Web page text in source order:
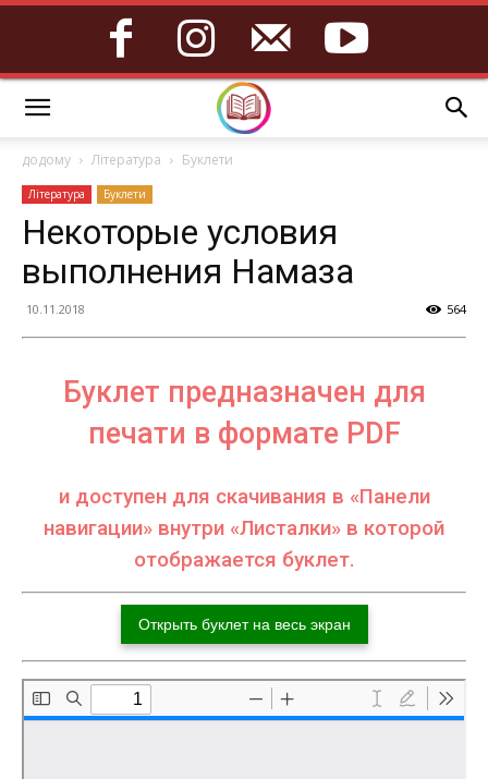
додому Література Буклети
Література Буклети
Некоторые условия
выполнения Намаза
10.11.2018 564
Буклет предназначен для
печати в формате PDF
и доступен для скачивания в «Панели
навигации» внутри «Листалки» в которой
отображается буклет.
Открыть буклет на весь экран